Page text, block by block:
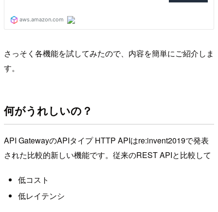
さっそく各機能を試してみたので、内容を簡単にご紹介しま
す。
何がうれしいの？
API GatewayのAPIタイプ HTTP APIはre:invent2019で発表
された比較的新しい機能です。従来のREST APIと比較して
低コスト
低レイテンシ